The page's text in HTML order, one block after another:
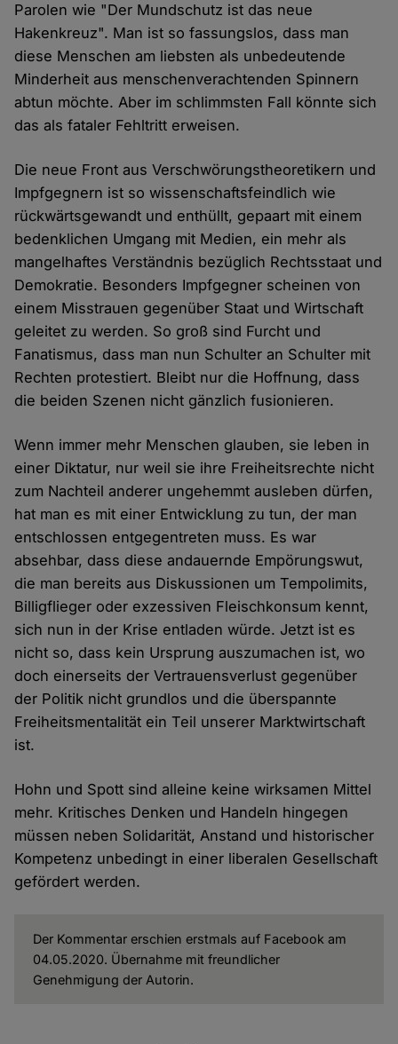
Parolen wie "Der Mundschutz ist das neue
Hakenkreuz". Man ist so fassungslos, dass man
diese Menschen am liebsten als unbedeutende
Minderheit aus menschenverachtenden Spinnern
abtun möchte. Aber im schlimmsten Fall könnte sich
das als fataler Fehltritt erweisen.
Die neue Front aus Verschwörungstheoretikern und
Impfgegnern ist so wissenschaftsfeindlich wie
rückwärtsgewandt und enthüllt, gepaart mit einem
bedenklichen Umgang mit Medien, ein mehr als
mangelhaftes Verständnis bezüglich Rechtsstaat und
Demokratie. Besonders Impfgegner scheinen von
einem Misstrauen gegenüber Staat und Wirtschaft
geleitet zu werden. So groß sind Furcht und
Fanatismus, dass man nun Schulter an Schulter mit
Rechten protestiert. Bleibt nur die Hoffnung, dass
die beiden Szenen nicht gänzlich fusionieren.
Wenn immer mehr Menschen glauben, sie leben in
einer Diktatur, nur weil sie ihre Freiheitsrechte nicht
zum Nachteil anderer ungehemmt ausleben dürfen,
hat man es mit einer Entwicklung zu tun, der man
entschlossen entgegentreten muss. Es war
absehbar, dass diese andauernde Empörungswut,
die man bereits aus Diskussionen um Tempolimits,
Billigflieger oder exzessiven Fleischkonsum kennt,
sich nun in der Krise entladen würde. Jetzt ist es
nicht so, dass kein Ursprung auszumachen ist, wo
doch einerseits der Vertrauensverlust gegenüber
der Politik nicht grundlos und die überspannte
Freiheitsmentalität ein Teil unserer Marktwirtschaft
ist.
Hohn und Spott sind alleine keine wirksamen Mittel
mehr. Kritisches Denken und Handeln hingegen
müssen neben Solidarität, Anstand und historischer
Kompetenz unbedingt in einer liberalen Gesellschaft
gefördert werden.
Der Kommentar erschien erstmals auf Facebook am
04.05.2020. Übernahme mit freundlicher
Genehmigung der Autorin.